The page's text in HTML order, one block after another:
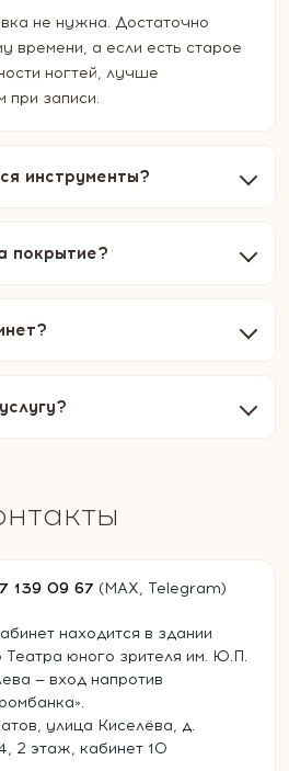
не нужна. Достаточно
времени, а если есть старое
ногтей, лучше
при записи.
инструменты?
покрытие?
139 09 67 (MAX, Telegram)
находится в здании
Театра юного зрителя им. Ю.П.
— вход напротив
улица Киселёва, д.
2 этаж, кабинет 10